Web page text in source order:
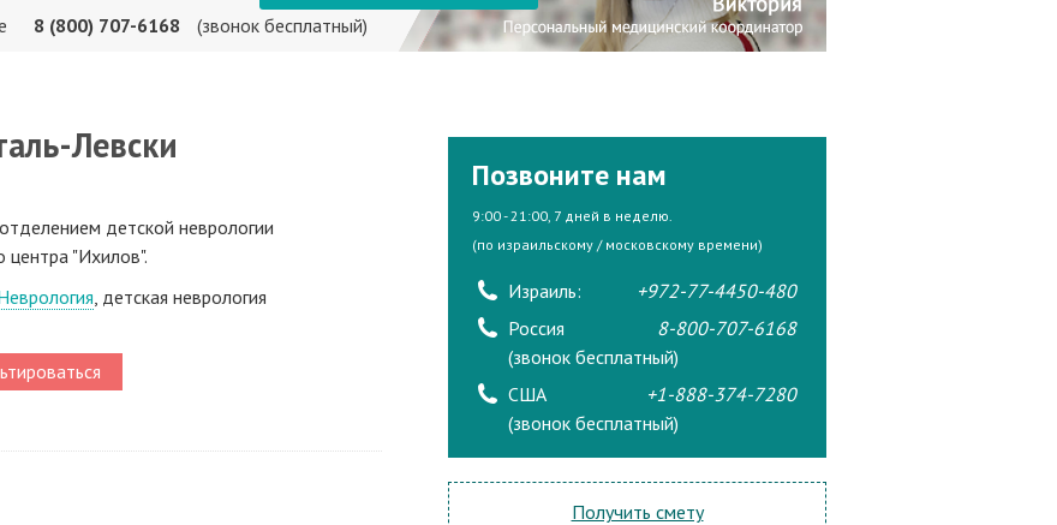
8 (800) 707-6168 (звонок бесплатный)
Левски
детской неврологии
центра "Ихилов".
, детская неврология
Позвоните нам
9:00 - 21:00, 7 дней в неделю.
(по израильскому / московскому времени)
Израиль:
+972-77-4450-480
Россия
(звонок бесплатный)
8-800-707-6168
США
(звонок бесплатный)
+1-888-374-7280
Получить смету